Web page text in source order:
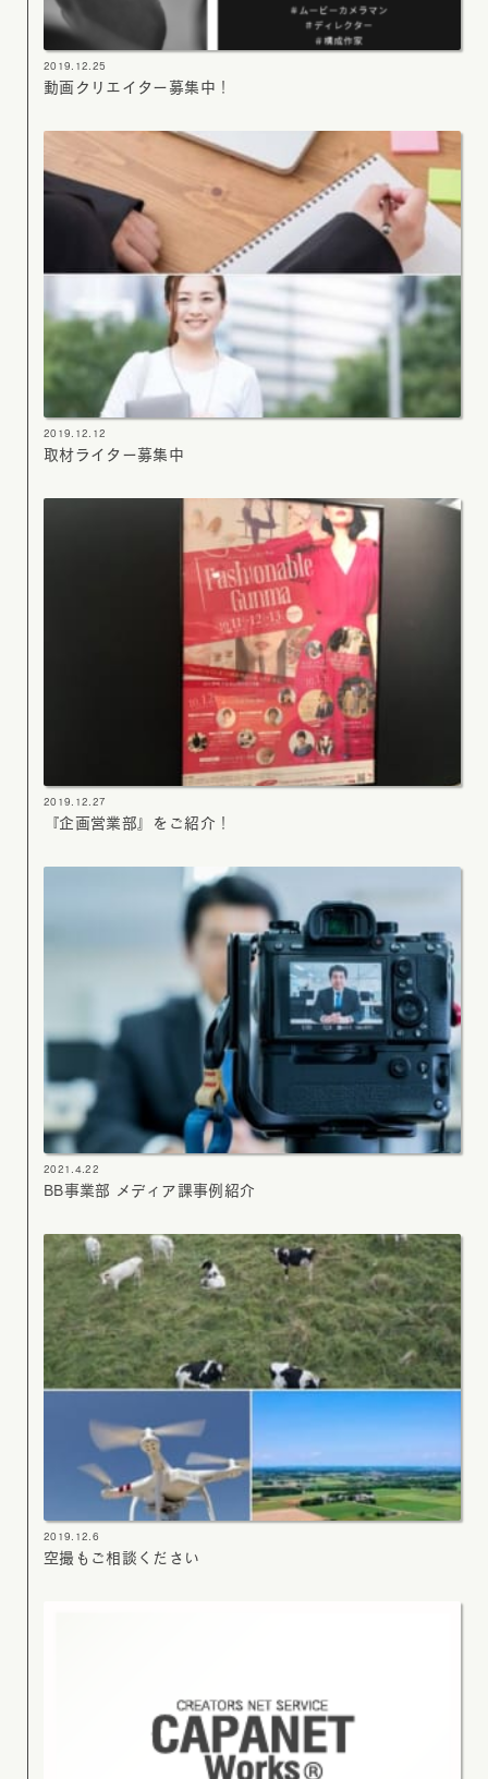
2019.12.25
動画クリエイター募集中！
2019.12.12
取材ライター募集中
2019.12.27
『企画営業部』をご紹介！
2021.4.22
BB事業部 メディア課事例紹介
2019.12.6
空撮もご相談ください